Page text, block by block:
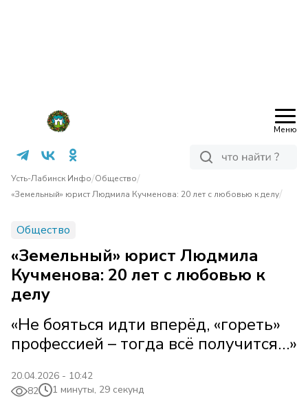
Меню
Усть-Лабинск Инфо/Общество/
«Земельный» юрист Людмила Кучменова: 20 лет с любовью к делу/
Общество
«Земельный» юрист Людмила
Кучменова: 20 лет с любовью к
делу
«Не бояться идти вперёд, «гореть»
профессией – тогда всё получится…»
20.04.2026 - 10:42
82
1 минуты, 29 секунд